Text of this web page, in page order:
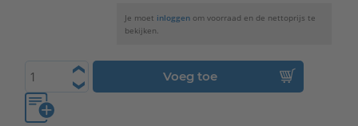
Je moet inloggen om voorraad en de nettoprijs te
bekijken.
Voeg toe